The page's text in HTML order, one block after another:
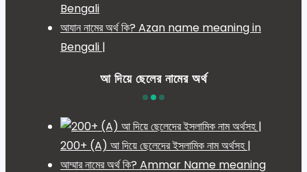
Bengali
আযান নামের অর্থ কি? Azan name meaning in
Bengali |
আ দিয়ে ছেলের নামের অর্থ
200+ (A) আ দিয়ে ছেলেদের ইসলামিক নাম অর্থসহ |
আম্মার নামের অর্থ কি? Ammar Name meaning